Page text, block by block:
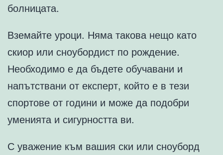
болницата.
Вземайте уроци. Няма такова нещо като
скиор или сноубордист по рождение.
Необходимо е да бъдете обучавани и
напътствани от експерт, който е в тези
спортове от години и може да подобри
уменията и сигурността ви.
С уважение към вашия ски или сноуборд